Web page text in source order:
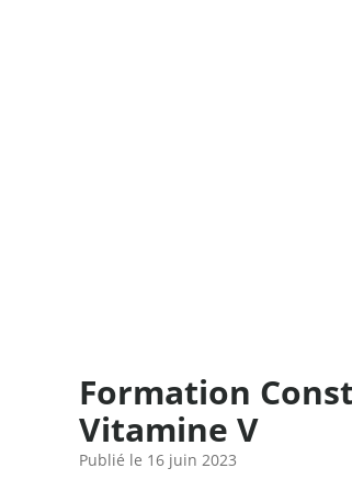
Formation
Vitamine V
Publié le 16 juin 2023